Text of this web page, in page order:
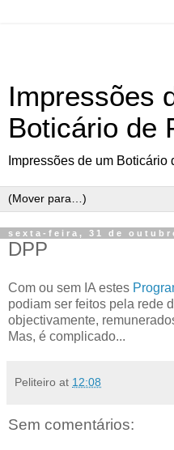
Impressões
Boticário de
Impressões de um Boticário
sexta-feira, 31 de
DPP
Com ou sem IA estes
podiam ser feitos pela rede
objectivamente,
Mas, é complicado...
Peliteiro at 12:08
Sem comentários: